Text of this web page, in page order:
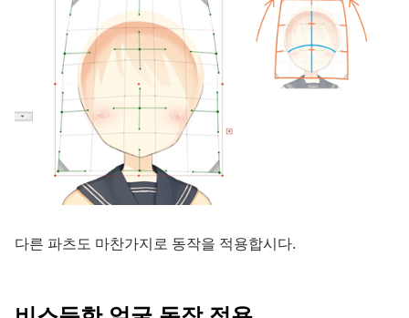
다른 파츠도 마찬가지로 동작을 적용합시다.